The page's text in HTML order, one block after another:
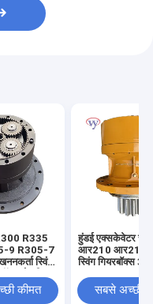
R335
9 R305-7
स्विंग
10181
कीमत
हुंडई एक्सकेवेटर
आर210
स्विंग गियरबॉक्स
के लिए वीयू स्विंग
गियर
सबसे अच्छी